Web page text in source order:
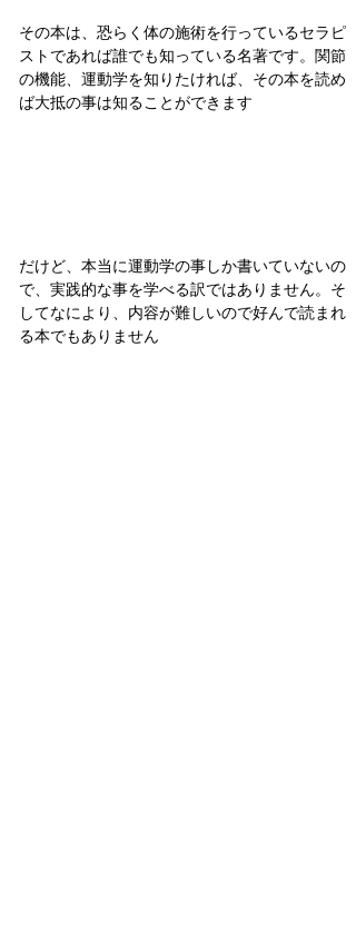
その本は、恐らく体の施術を行っているセラピ
ストであれば誰でも知っている名著です。関節
の機能、運動学を知りたければ、その本を読め
ば大抵の事は知ることができます
だけど、本当に運動学の事しか書いていないの
で、実践的な事を学べる訳ではありません。そ
してなにより、内容が難しいので好んで読まれ
る本でもありません